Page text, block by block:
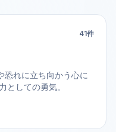
41件
恐れに立ち向かう心に
としての勇気。